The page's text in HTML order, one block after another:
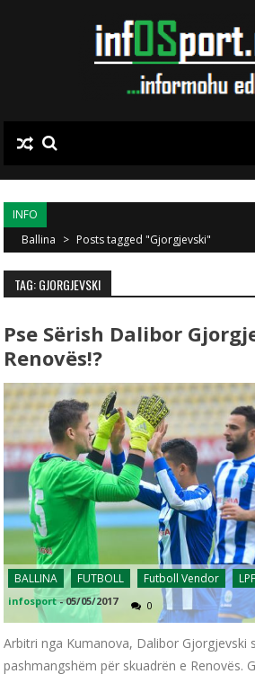
INFO
Ballina > Posts tagged "Gjorgjevski"
TAG: GJORGJEVSKI
Pse Sërish Dalibor
Renovës!?
BALLINA FUTBOLL Futboll Vendor
infosport -05/05/2017 0
Arbitri nga Kumanova, Dalibor Gjorgjevski
pashmangshëm për skuadrën e Renovës.